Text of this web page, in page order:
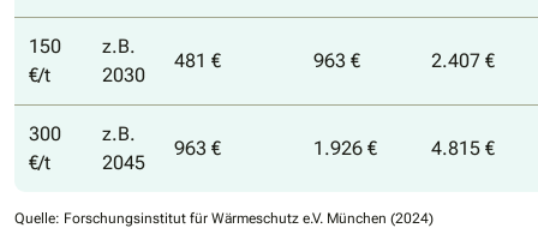
150
€/t
z.B.
2030
481 € 963 € 2.407 €
300
€/t
z.B.
2045
963 € 1.926 € 4.815 €
Quelle: Forschungsinstitut für Wärmeschutz e.V. München (2024)